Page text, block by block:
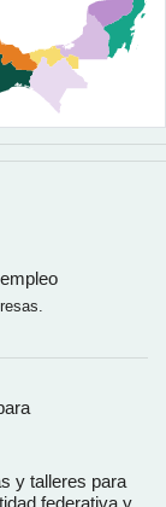
y talleres para